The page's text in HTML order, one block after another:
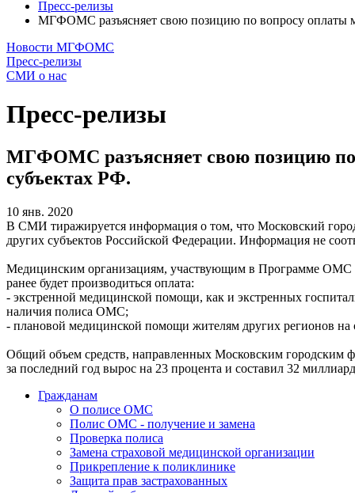
Пресс-релизы
МГФОМС разъясняет свою позицию по вопросу оплаты
Новости МГФОМС
Пресс-релизы
СМИ о нас
Пресс-релизы
МГФОМС разъясняет свою позицию по
субъектах РФ.
10 янв. 2020
В СМИ тиражируется информация о том, что Московский
других субъектов Российской Федерации. Информация не
Медицинским организациям, участвующим в Программе ОМС
ранее будет производиться оплата:
- экстренной медицинской помощи, как и экстренных
наличия полиса ОМС;
- плановой медицинской помощи жителям других регионов
Общий объем средств, направленных Московским городским
за последний год вырос на 23 процента и составил 32
Гражданам
О полисе ОМС
Полис ОМС - получение и замена
Проверка полиса
Замена страховой медицинской организации
Прикрепление к поликлинике
Защита прав застрахованных